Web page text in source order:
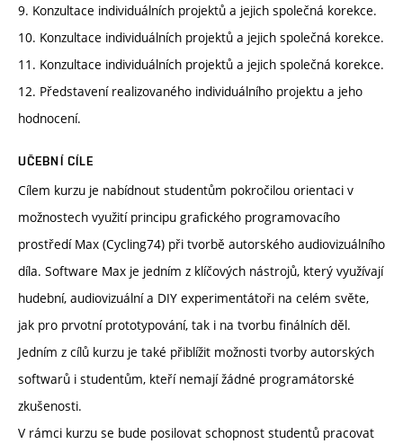
9. Konzultace individuálních projektů a jejich společná korekce.
10. Konzultace individuálních projektů a jejich společná korekce.
11. Konzultace individuálních projektů a jejich společná korekce.
12. Představení realizovaného individuálního projektu a jeho
hodnocení.
UČEBNÍ CÍLE
Cílem kurzu je nabídnout studentům pokročilou orientaci v
možnostech využití principu grafického programovacího
prostředí Max (Cycling74) při tvorbě autorského audiovizuálního
díla. Software Max je jedním z klíčových nástrojů, který využívají
hudební, audiovizuální a DIY experimentátoři na celém světe,
jak pro prvotní prototypování, tak i na tvorbu finálních děl.
Jedním z cílů kurzu je také přiblížit možnosti tvorby autorských
softwarů i studentům, kteří nemají žádné programátorské
zkušenosti.
V rámci kurzu se bude posilovat schopnost studentů pracovat